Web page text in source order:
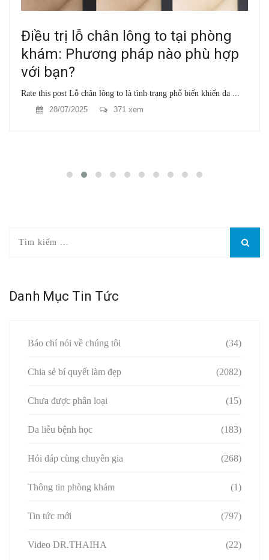
Điều trị lỗ chân lông to tại phòng
khám: Phương pháp nào phù hợp
với bạn?
Rate this post Lỗ chân lông to là tình trạng phổ biến khiến da ...
28/07/2025
371 xem
Danh Mục Tin Tức
Báo chí nói về chúng tôi (34)
Chia sẻ bí quyết làm đẹp (2082)
Chưa được phân loại (15)
Da liễu bệnh học (183)
Hỏi đáp cùng chuyên gia (268)
Thông tin phòng khám (1)
Tin tức mới (797)
Video DR.THAIHA (22)